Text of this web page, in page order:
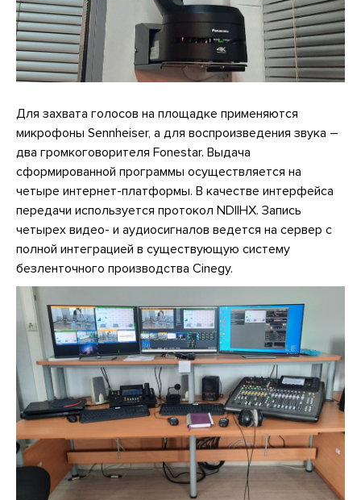
Для захвата голосов на площадке применяются
микрофоны Sennheiser, а для воспроизведения звука –
два громкоговорителя Fonestar. Выдача
сформированной программы осуществляется на
четыре интернет-платформы. В качестве интерфейса
передачи используется протокол NDI|HX. Запись
четырех видео- и аудиосигналов ведется на сервер с
полной интеграцией в существующую систему
безленточного производства Cinegy.